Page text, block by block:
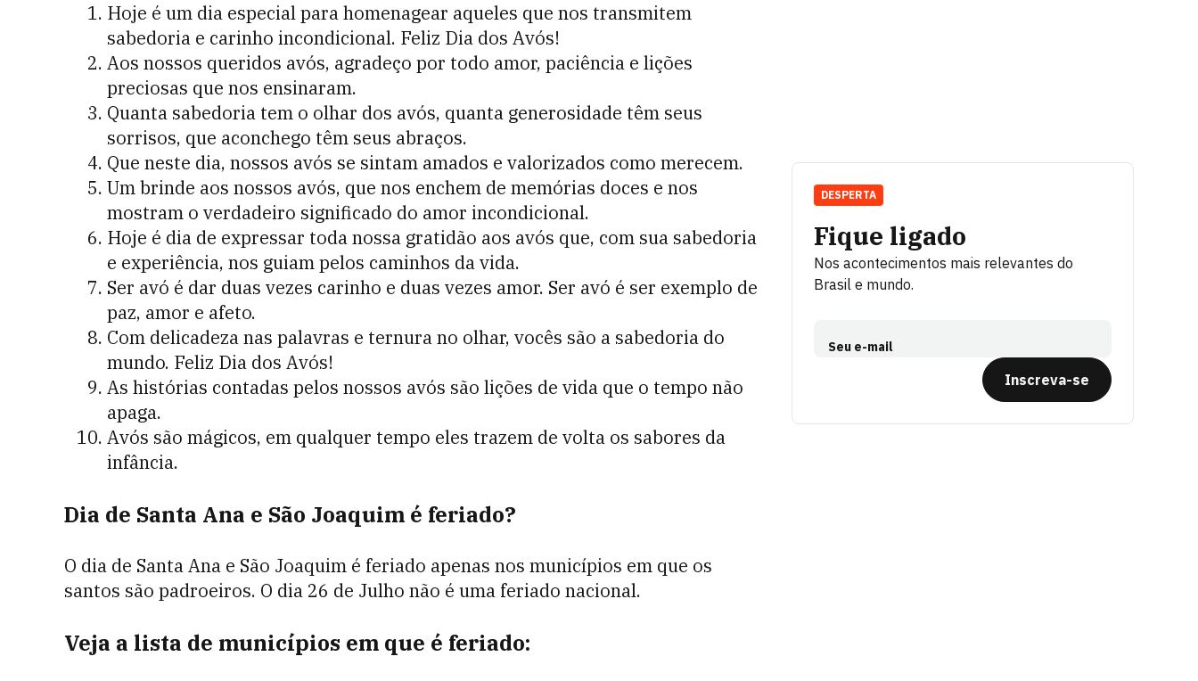
Hoje é um dia especial para homenagear aqueles que nos transmitem
sabedoria e carinho incondicional. Feliz Dia dos Avós!
Aos nossos queridos avós, agradeço por todo amor, paciência e lições
preciosas que nos ensinaram.
Quanta sabedoria tem o olhar dos avós, quanta generosidade têm seus
sorrisos, que aconchego têm seus abraços.
Que neste dia, nossos avós se sintam amados e valorizados como merecem.
Um brinde aos nossos avós, que nos enchem de memórias doces e nos
mostram o verdadeiro significado do amor incondicional.
Hoje é dia de expressar toda nossa gratidão aos avós que, com sua sabedoria
e experiência, nos guiam pelos caminhos da vida.
Ser avó é dar duas vezes carinho e duas vezes amor. Ser avó é ser exemplo de
paz, amor e afeto.
Com delicadeza nas palavras e ternura no olhar, vocês são a sabedoria do
mundo. Feliz Dia dos Avós!
As histórias contadas pelos nossos avós são lições de vida que o tempo não
apaga.
Avós são mágicos, em qualquer tempo eles trazem de volta os sabores da
infância.
Dia de Santa Ana e São Joaquim é feriado?
O dia de Santa Ana e São Joaquim é feriado apenas nos municípios em que os
santos são padroeiros. O dia 26 de Julho não é uma feriado nacional.
Veja a lista de municípios em que é feriado:
Fique ligado
Nos acontecimentos mais relevantes do
Brasil e mundo.
Seu e-mail
Inscreva-se
DESPERTA